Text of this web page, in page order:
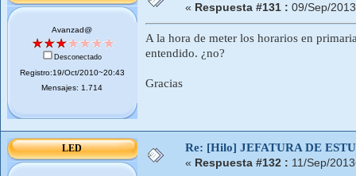
Avanzad@
Desconectado
Registro:19/Oct/2010~20:43
Mensajes: 1.714
« Respuesta #131 : 09/Sep/
A la hora de meter los horarios en
entendido. ¿no?
Gracias
LED Re: [Hilo] JEFATURA DE
« Respuesta #132 : 11/Sep/